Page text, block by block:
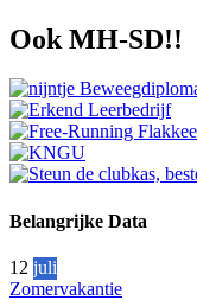
Ook MH-SD!!
Belangrijke Data
12 juli
Zomervakantie